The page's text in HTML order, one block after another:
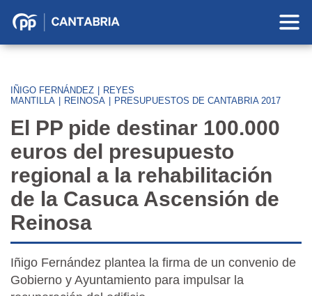
Partido
Cantabria
IÑIGO FERNÁNDEZ
REYES
MANTILLA
REINOSA PRESUPUESTOS DE CANTABRIA 2017
El PP pide destinar 100.000
euros del presupuesto
regional a la rehabilitación
de la Casuca Ascensión de
Reinosa
Iñigo Fernández plantea la firma de un convenio de
Gobierno y Ayuntamiento para impulsar la